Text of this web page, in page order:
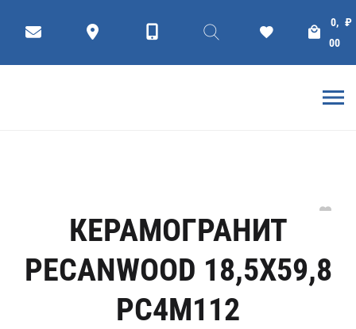
₽
0,
00
Pecanwood
КЕРАМОГРАНИТ
PECANWOOD 18,5X59,8
PC4M112